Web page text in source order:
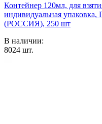
Контейнер 120мл, для
индивидуальная
(РОССИЯ), 250 шт
В наличии:
8024 шт.